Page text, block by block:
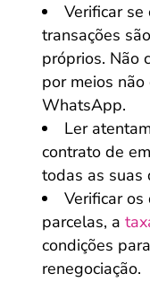
Verificar
transações
próprios. Não
por meios
WhatsApp.
Ler
contrato de
todas as suas
Verificar
parcelas, a
condições para
renegociação.